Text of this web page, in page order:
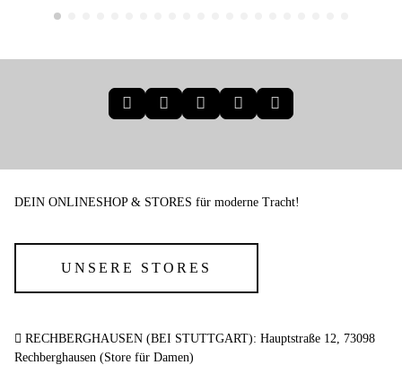
DEIN ONLINESHOP & STORES für moderne Tracht!
UNSERE STORES
RECHBERGHAUSEN (BEI STUTTGART): Hauptstraße 12, 73098
Rechberghausen (Store für Damen)